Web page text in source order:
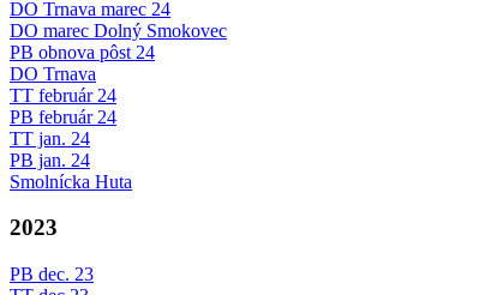
DO Trnava marec 24
DO marec Dolný Smokovec
PB obnova pôst 24
DO Trnava
TT február 24
PB február 24
TT jan. 24
PB jan. 24
Smolnícka Huta
2023
PB dec. 23